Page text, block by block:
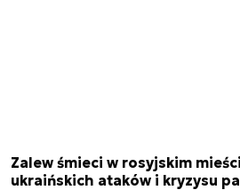
Zalew śmieci w rosyjskim
ukraińskich ataków i kryzysu